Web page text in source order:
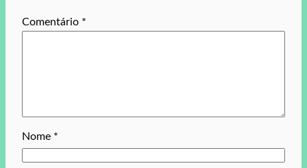
Comentário *
Nome *